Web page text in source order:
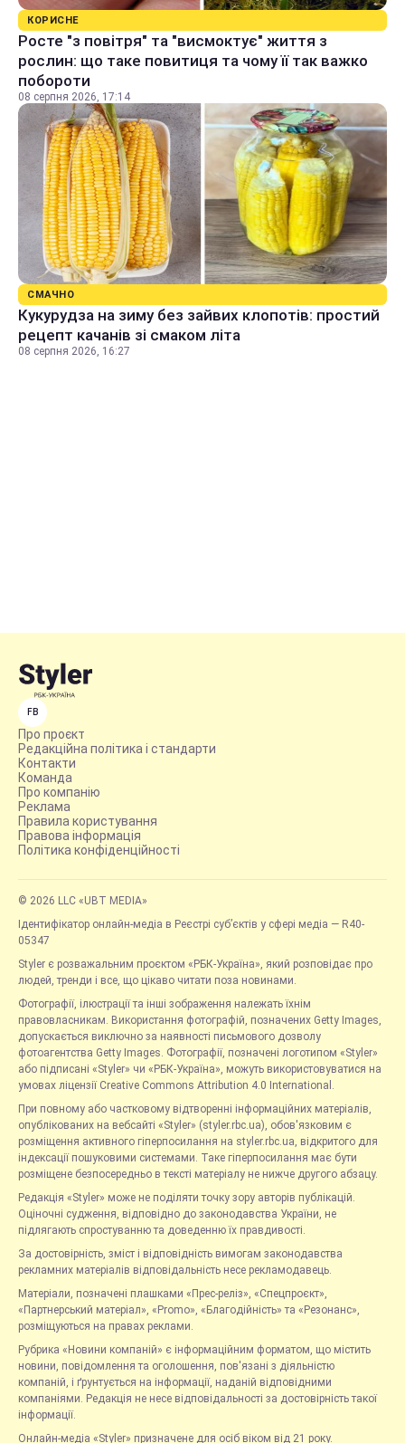
КОРИСНЕ
Росте "з повітря" та "висмоктує" життя з
рослин: що таке повитиця та чому її так важко
побороти
08 серпня 2026, 17:14
СМАЧНО
Кукурудза на зиму без зайвих клопотів: простий
рецепт качанів зі смаком літа
08 серпня 2026, 16:27
FB
Про проєкт
Редакційна політика і стандарти
Контакти
Команда
Про компанію
Реклама
Правила користування
Правова інформація
Політика конфіденційності
© 2026 LLC «UBT MEDIA»
Ідентифікатор онлайн-медіа в Реєстрі суб’єктів у сфері медіа — R40-
05347
Styler є розважальним проєктом «РБК-Україна», який розповідає про
людей, тренди і все, що цікаво читати поза новинами.
Фотографії, ілюстрації та інші зображення належать їхнім
правовласникам. Використання фотографій, позначених Getty Images,
допускається виключно за наявності письмового дозволу
фотоагентства Getty Images. Фотографії, позначені логотипом «Styler»
або підписані «Styler» чи «РБК-Україна», можуть використовуватися на
умовах ліцензії Creative Commons Attribution 4.0 International.
При повному або частковому відтворенні інформаційних матеріалів,
опублікованих на вебсайті «Styler» (styler.rbc.ua), обов'язковим є
розміщення активного гіперпосилання на styler.rbc.ua, відкритого для
індексації пошуковими системами. Таке гіперпосилання має бути
розміщене безпосередньо в тексті матеріалу не нижче другого абзацу.
Редакція «Styler» може не поділяти точку зору авторів публікацій.
Оціночні судження, відповідно до законодавства України, не
підлягають спростуванню та доведенню їх правдивості.
За достовірність, зміст і відповідність вимогам законодавства
рекламних матеріалів відповідальність несе рекламодавець.
Матеріали, позначені плашками «Прес-реліз», «Спецпроєкт»,
«Партнерський матеріал», «Promo», «Благодійність» та «Резонанс»,
розміщуються на правах реклами.
Рубрика «Новини компаній» є інформаційним форматом, що містить
новини, повідомлення та оголошення, пов'язані з діяльністю
компаній, і ґрунтується на інформації, наданій відповідними
компаніями. Редакція не несе відповідальності за достовірність такої
інформації.
Онлайн-медіа «Styler» призначене для осіб віком від 21 року.